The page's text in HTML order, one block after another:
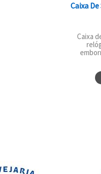
Caixa
Caixa